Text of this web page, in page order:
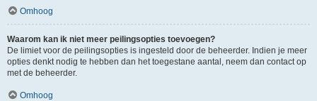
Omhoog
Waarom kan ik niet meer peilingsopties toevoegen?
De limiet voor de peilingsopties is ingesteld door de beheerder. Indien je meer
opties denkt nodig te hebben dan het toegestane aantal, neem dan contact op
met de beheerder.
Omhoog